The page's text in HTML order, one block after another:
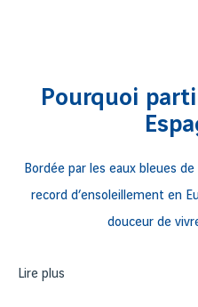
Pourquoi
Bordée par les eaux bleues
record d’ensoleillement en
douceur de
Des Pyrénées au détroit de
Lire plus